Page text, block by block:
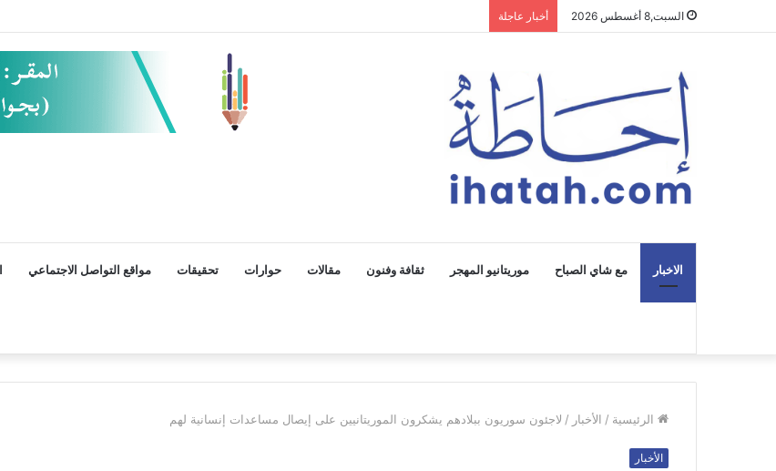
السبت,8 أغسطس 2026 أخبار عاجلة
الاخبار مع شاي الصباح موريتانيو المهجر ثقافة وفنون مقالات حوارات تحقيقات مواقع التواصل الاجتماعي
الرئيسية / الأخبار / لاجئون سوريون ببلادهم يشكرون الموريتانيين على إيصال مساعدات إنسانية لهم
الأخبار